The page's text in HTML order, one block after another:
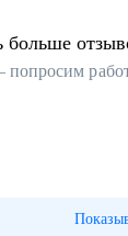
больше